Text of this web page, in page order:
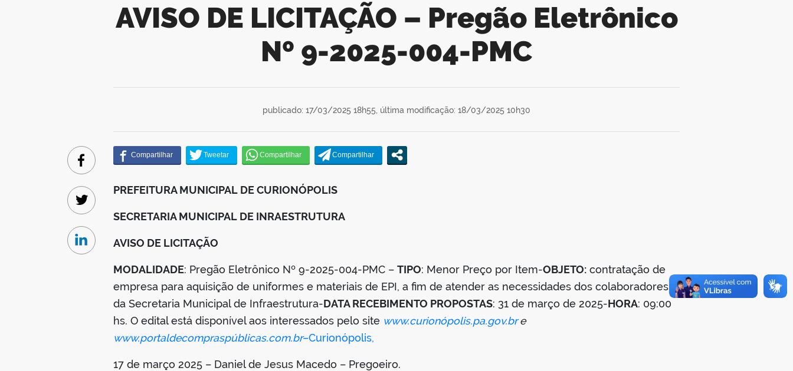
AVISO DE LICITAÇÃO – Pregão Eletrônico
Nº 9-2025-004-PMC
publicado: 17/03/2025 18h55, última modificação: 18/03/2025 10h30
PREFEITURA MUNICIPAL DE CURIONÓPOLIS
SECRETARIA MUNICIPAL DE INRAESTRUTURA
AVISO DE LICITAÇÃO
MODALIDADE: Pregão Eletrônico Nº 9-2025-004-PMC – TIPO: Menor Preço por Item-OBJETO: contratação de
empresa para aquisição de uniformes e materiais de EPI, a fim de atender as necessidades dos colaboradores
da Secretaria Municipal de Infraestrutura-DATA RECEBIMENTO PROPOSTAS: 31 de março de 2025-HORA: 09:00
hs. O edital está disponível aos interessados pelo site www.curionópolis.pa.gov.bre
www.portaldecompraspúblicas.com.br–Curionópolis,
17 de março 2025 – Daniel de Jesus Macedo – Pregoeiro.
Facebook
Twitter
Linkedin